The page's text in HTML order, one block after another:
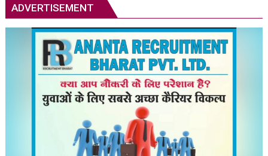
देश
का
शिक्षा
मंत्री
–
बाबा
रामदेव
ADVERTISEMENT